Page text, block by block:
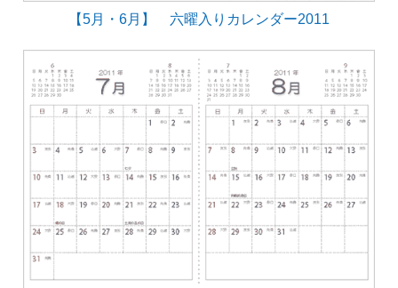
【5月・6月】 六曜入りカレンダー2011